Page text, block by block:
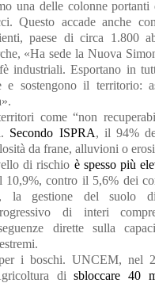
una delle colonne
Questo accade anche
paese di circa 1.800
«Ha sede la Nuova
industriali. Esportano in
e sostengono il territorio:
come “non
Secondo ISPRA, il 94%
da frane, alluvioni o
di rischio è spesso più
10,9%, contro il 5,6% dei
la gestione del suolo
di interi
dirette sulla
i boschi. UNCEM, nel
disbloccare 40